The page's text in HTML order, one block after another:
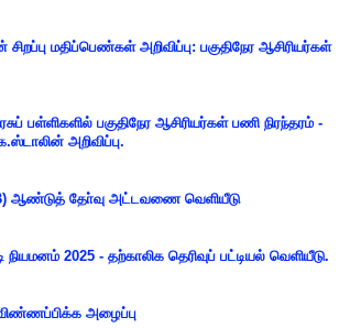
மதிப்பெண்கள் அறிவிப்பு: பகுதிநேர ஆசிரியர்கள்
பள்ளிகளில் பகுதிநேர ஆசிரியர்கள் பணி நிரந்தரம் -
அறிவிப்பு.
ஆண்டுத் தோ்வு அட்டவணை வெளியீடு
நியமனம் 2025 - தற்காலிக தெரிவுப் பட்டியல் வெளியீடு.
விண்ணப்பிக்க அழைப்பு